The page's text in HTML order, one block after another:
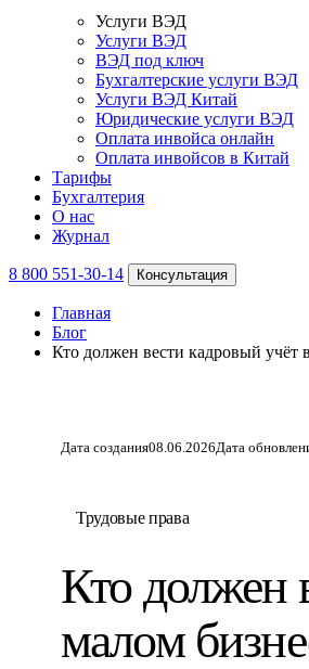
Услуги ВЭД
Услуги ВЭД
ВЭД под ключ
Бухгалтерские услуги ВЭД
Услуги ВЭД Китай
Юридические услуги ВЭД
Оплата инвойса онлайн
Оплата инвойсов в Китай
Тарифы
Бухгалтерия
О нас
Журнал
8 800 551-30-14 Консультация
Главная
Блог
Кто должен вести кадровый учёт
Дата создания08.06.2026Дата
Трудовые права
Кто должен
малом